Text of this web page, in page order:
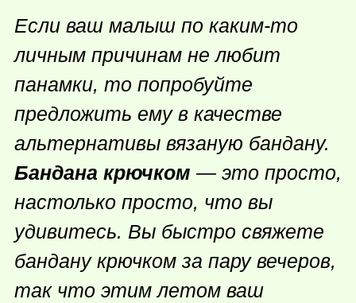
Если ваш малыш по каким-то
личным причинам не любит
панамки, то попробуйте
предложить ему в качестве
альтернативы вязаную бандану.
Бандана крючком — это просто,
настолько просто, что вы
удивитесь. Вы быстро свяжете
бандану крючком за пару вечеров,
так что этим летом ваш